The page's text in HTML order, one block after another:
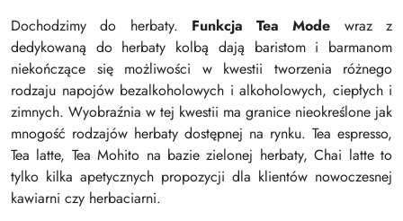
Dochodzimy do herbaty. Funkcja Tea Mode wraz z
dedykowaną do herbaty kolbą dają baristom i barmanom
niekończące się możliwości w kwestii tworzenia różnego
rodzaju napojów bezalkoholowych i alkoholowych, ciepłych i
zimnych. Wyobraźnia w tej kwestii ma granice nieokreślone jak
mnogość rodzajów herbaty dostępnej na rynku. Tea espresso,
Tea latte, Tea Mohito na bazie zielonej herbaty, Chai latte to
tylko kilka apetycznych propozycji dla klientów nowoczesnej
kawiarni czy herbaciarni.